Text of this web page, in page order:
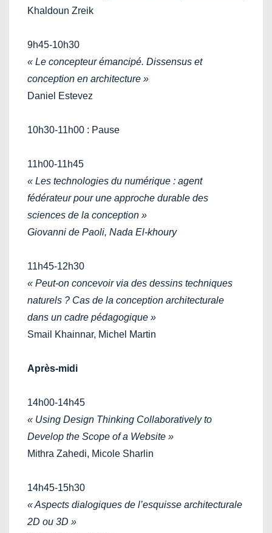
Khaldoun Zreik
9h45-10h30
« Le concepteur émancipé. Dissensus et
conception en architecture »
Daniel Estevez
10h30-11h00 : Pause
11h00-11h45
« Les technologies du numérique : agent
fédérateur pour une approche durable des
sciences de la conception »
Giovanni de Paoli, Nada El-khoury
11h45-12h30
« Peut-on concevoir via des dessins techniques
naturels ? Cas de la conception architecturale
dans un cadre pédagogique »
Smail Khainnar, Michel Martin
Après-midi
14h00-14h45
« Using Design Thinking Collaboratively to
Develop the Scope of a Website »
Mithra Zahedi, Micole Sharlin
14h45-15h30
« Aspects dialogiques de l’esquisse architecturale
2D ou 3D »